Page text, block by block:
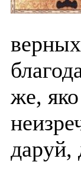
же,
даруй,